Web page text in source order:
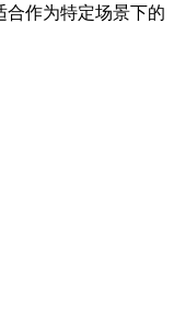
合作为特定场景下的